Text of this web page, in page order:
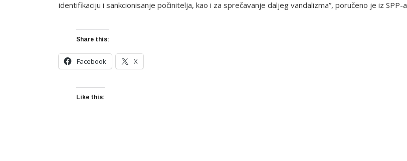
identifikaciju i sankcionisanje počinitelja, kao i za sprečavanje daljeg vandalizma”, poručeno je iz SPP-a
Share this:
Facebook X
Like this: